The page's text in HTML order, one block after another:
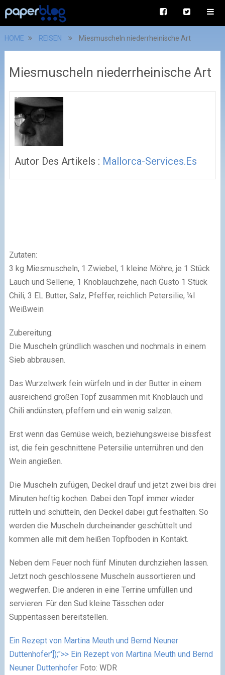
HOME REISEN Miesmuscheln niederrheinische Art
Miesmuscheln niederrheinische Art
Autor Des Artikels : Mallorca-Services.es
Zutaten:
3 kg Miesmuscheln, 1 Zwiebel, 1 kleine Möhre, je 1 Stück
Lauch und Sellerie, 1 Knoblauchzehe, nach Gusto 1 Stück
Chili, 3 EL Butter, Salz, Pfeffer, reichlich Petersilie, ¼l
Weißwein
Zubereitung:
Die Muscheln gründlich waschen und nochmals in einem
Sieb abbrausen.
Das Wurzelwerk fein würfeln und in der Butter in einem
ausreichend großen Topf zusammen mit Knoblauch und
Chili andünsten, pfeffern und ein wenig salzen.
Erst wenn das Gemüse weich, beziehungsweise bissfest
ist, die fein geschnittene Petersilie unterrühren und den
Wein angießen.
Die Muscheln zufügen, Deckel drauf und jetzt zwei bis drei
Minuten heftig kochen. Dabei den Topf immer wieder
rütteln und schütteln, den Deckel dabei gut festhalten. So
werden die Muscheln durcheinander geschüttelt und
kommen alle mit dem heißen Topfboden in Kontakt.
Neben dem Feuer noch fünf Minuten durchziehen lassen.
Jetzt noch geschlossene Muscheln aussortieren und
wegwerfen. Die anderen in eine Terrine umfüllen und
servieren. Für den Sud kleine Tässchen oder
Suppentassen bereitstellen.
Ein Rezept von Martina Meuth und Bernd Neuner
Duttenhofer']);">> Ein Rezept von Martina Meuth und Bernd
Neuner DuttenhoferFoto: WDR